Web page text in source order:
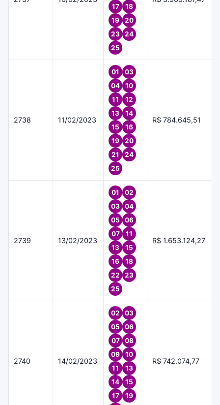
17
18
19
20
23
24
25
2738 11/02/2023
01
03
04
10
11
12
13
14
15
16
19
20
21
24
25
R$ 784.645,51
2739 13/02/2023
01
02
03
04
05
06
07
11
13
15
16
18
22
23
25
R$ 1.653.124,27
2740 14/02/2023
02
03
05
06
07
08
09
10
11
13
14
15
17
19
R$ 742.074,77